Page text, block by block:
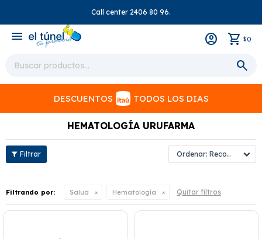
Call center 2406 80 96.
menu $0
DESCUENTOS TODOS LOS DIAS
HEMATOLOGÍA URUFARMA
Recomendados
Filtrando por: Salud Hematología Quitar filtros
close